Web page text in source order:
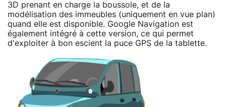
3D prenant en charge la boussole, et de la
modélisation des immeubles (uniquement en vue plan)
quand elle est disponible. Google Navigation est
également intégré à cette version, ce qui permet
d'exploiter à bon escient la puce GPS de la tablette.